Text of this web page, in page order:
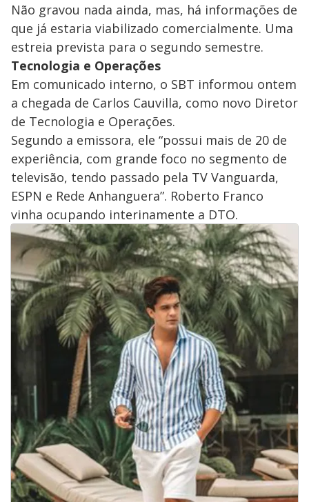
Não gravou nada ainda, mas, há informações de
que já estaria viabilizado comercialmente. Uma
estreia prevista para o segundo semestre.
Tecnologia e Operações
Em comunicado interno, o SBT informou ontem
a chegada de Carlos Cauvilla, como novo Diretor
de Tecnologia e Operações.
Segundo a emissora, ele “possui mais de 20 de
experiência, com grande foco no segmento de
televisão, tendo passado pela TV Vanguarda,
ESPN e Rede Anhanguera”. Roberto Franco
vinha ocupando interinamente a DTO.